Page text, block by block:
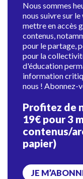
Nous sommes
nous suivre sur
mettre en accès
contenus,
pour le partage,
pour la
d'éducation
information
nous ! Abonnez-
Profitez de
19€ pour 3
contenus/
papier)
JE